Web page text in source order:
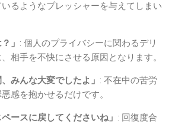
るようなプレッシャーを与えてしまい
」 : 個人のプライバシーに関わるデリ
相手を不快にさせる原因となります。
、みんな大変でしたよ」 : 不在中の苦労
感を抱かせるだけです。
ペースに戻してくださいね」 : 回復度合